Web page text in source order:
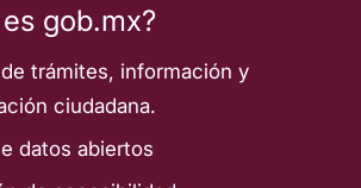
gob.mx?
trámites, información y
ciudadana.
datos abiertos